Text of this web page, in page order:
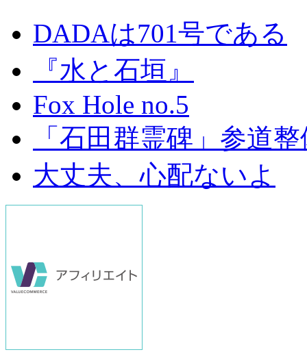
DADAは701号である
『水と石垣』
Fox Hole no.5
「石田群霊碑」参道
大丈夫、心配ないよ